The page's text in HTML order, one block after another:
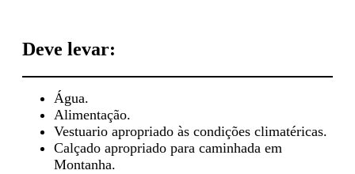
Deve levar:
Água.
Alimentação.
Vestuario apropriado às condições climatéricas.
Calçado apropriado para caminhada em
Montanha.